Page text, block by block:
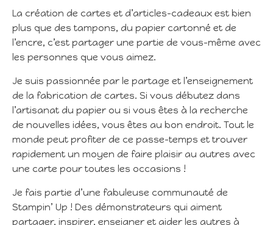
La création de cartes et d’articles-cadeaux est bien
plus que des tampons, du papier cartonné et de
l’encre, c’est partager une partie de vous-même avec
les personnes que vous aimez.
Je suis passionnée par le partage et l’enseignement
de la fabrication de cartes. Si vous débutez dans
l’artisanat du papier ou si vous êtes à la recherche
de nouvelles idées, vous êtes au bon endroit. Tout le
monde peut profiter de ce passe-temps et trouver
rapidement un moyen de faire plaisir au autres avec
une carte pour toutes les occasions !
Je fais partie d’une fabuleuse communauté de
Stampin’ Up ! Des démonstrateurs qui aiment
partager, inspirer, enseigner et aider les autres à